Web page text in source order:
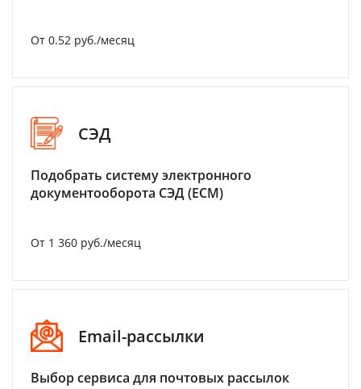
От 0.52 руб./месяц
СЭД
Подобрать систему электронного
документооборота СЭД (ECM)
От 1 360 руб./месяц
Email-рассылки
Выбор сервиса для почтовых рассылок